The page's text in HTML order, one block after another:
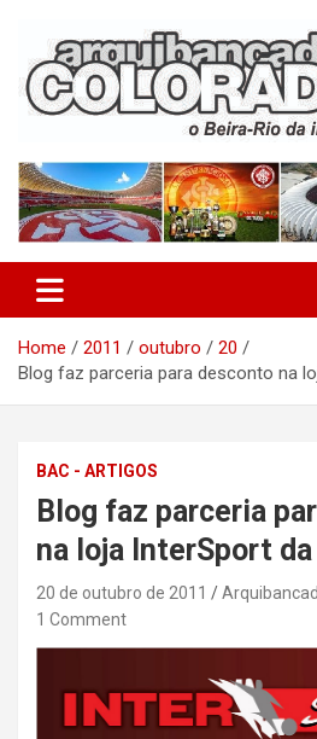
content
Arquibancada
Home 2011 outubro
20
Blog faz parceria para desconto na
BAC - ARTIGOS
Blog faz parceria
na loja InterSport da
20 de outubro de 2011
1 Comment